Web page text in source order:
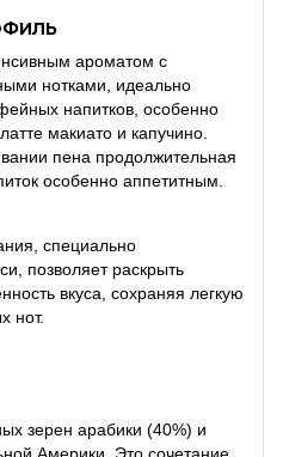
ароматом с
нотками, идеально
напитков, особенно
макиато и капучино.
пена продолжительная
особенно аппетитным.
специально
позволяет раскрыть
вкуса, сохраняя легкую
нот.
зерен арабики (40%) и